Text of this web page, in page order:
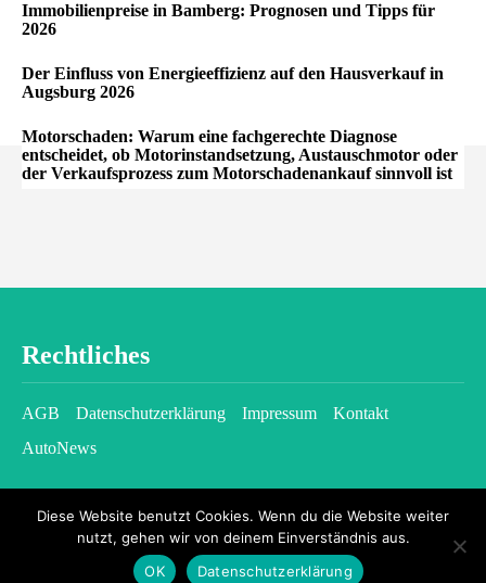
Immobilienpreise in Bamberg: Prognosen und Tipps für
2026
Der Einfluss von Energieeffizienz auf den Hausverkauf in
Augsburg 2026
Motorschaden: Warum eine fachgerechte Diagnose
entscheidet, ob Motorinstandsetzung, Austauschmotor oder
der Verkaufsprozess zum Motorschadenankauf sinnvoll ist
Rechtliches
AGB Datenschutzerklärung Impressum
Kontakt
AutoNews
2026 © kfzgazette.com - All rights reserved.
Diese Website benutzt Cookies. Wenn du die Website weiter
nutzt, gehen wir von deinem Einverständnis aus.
OK
Datenschutzerklärung